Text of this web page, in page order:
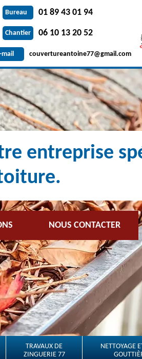
Bureau 01 89 43 01 94
Chantier 06 10 13 20 52
mail couvertureantoine77@gmail.com
entreprise
NOUS CONTACTER
TRAVAUX DE
ZINGUERIE 77
NETTOYAGE